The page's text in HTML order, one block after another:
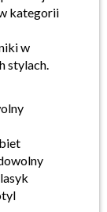
kategorii
w
stylach.